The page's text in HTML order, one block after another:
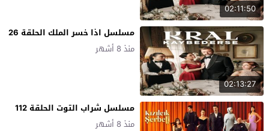
02:11:50
02:13:27
مسلسل اذا خسر الملك الحلقة 26
منذ 8 أشهر
مسلسل شراب التوت الحلقة 112
منذ 8 أشهر